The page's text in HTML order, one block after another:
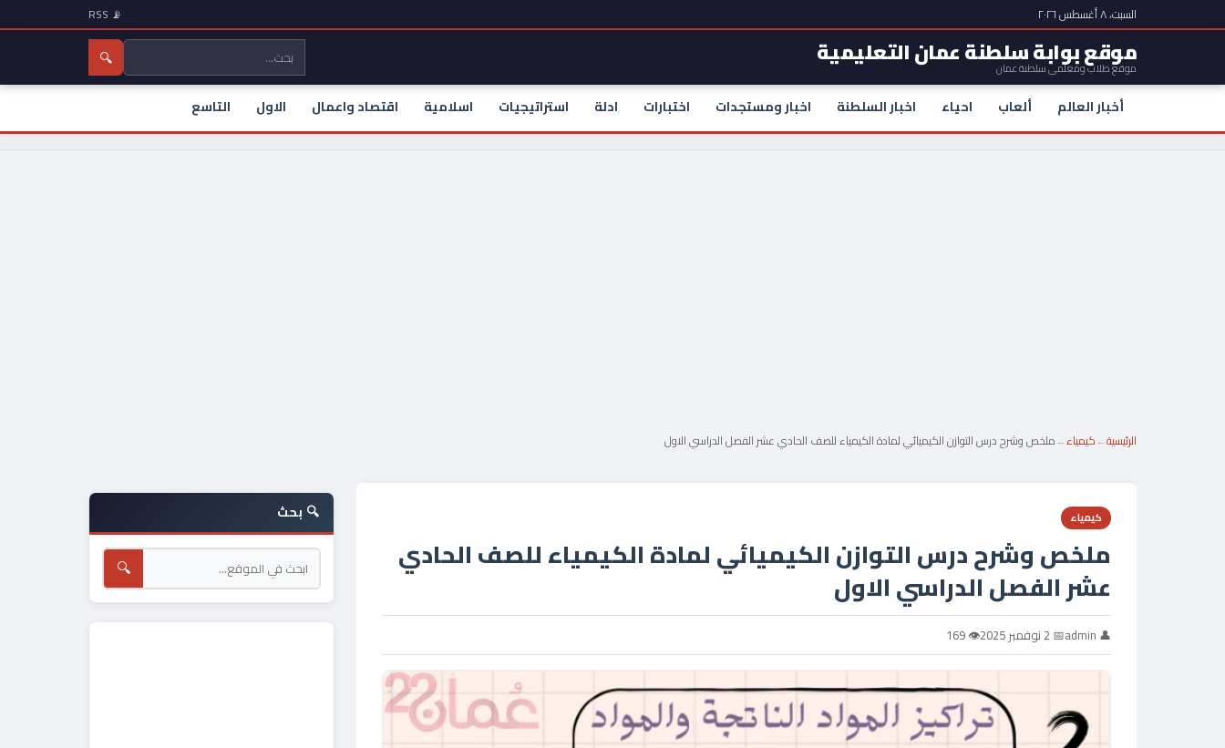
السبت، ٨ أغسطس ٢٠٢٦ 📡 RSS
موقع بوابة سلطنة عمان التعليمية
موقع طلاب ومعلمي سلطنة عمان
🔍
أخبار العالم ألعاب احياء اخبار السلطنة اخبار ومستجدات اختبارات ادلة استراتيجيات اسلامية اقتصاد واعمال الاول التاسع
الرئيسية←كيمياء←ملخص وشرح درس التوازن الكيميائي لمادة الكيمياء للصف الحادي عشر الفصل الدراسي الاول
كيمياء
ملخص وشرح درس التوازن الكيميائي لمادة الكيمياء للصف الحادي
عشر الفصل الدراسي الاول
👤 admin 📅 2 نوفمبر 2025 👁 169
🔍 بحث
🔍